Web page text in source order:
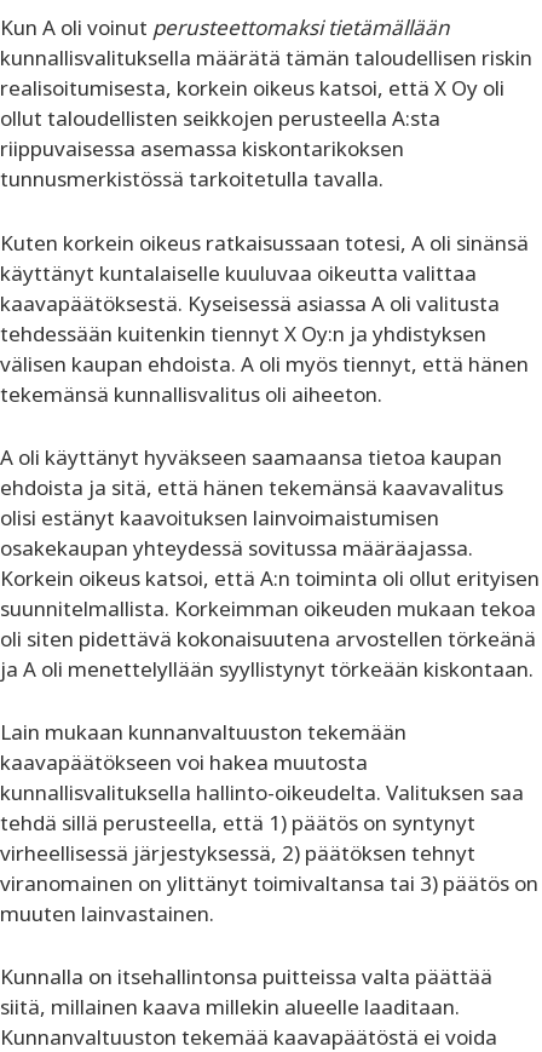
Kun A oli voinut perusteettomaksi tietämällään
kunnallisvalituksella määrätä tämän taloudellisen riskin
realisoitumisesta, korkein oikeus katsoi, että X Oy oli
ollut taloudellisten seikkojen perusteella A:sta
riippuvaisessa asemassa kiskontarikoksen
tunnusmerkistössä tarkoitetulla tavalla.
Kuten korkein oikeus ratkaisussaan totesi, A oli sinänsä
käyttänyt kuntalaiselle kuuluvaa oikeutta valittaa
kaavapäätöksestä. Kyseisessä asiassa A oli valitusta
tehdessään kuitenkin tiennyt X Oy:n ja yhdistyksen
välisen kaupan ehdoista. A oli myös tiennyt, että hänen
tekemänsä kunnallisvalitus oli aiheeton.
A oli käyttänyt hyväkseen saamaansa tietoa kaupan
ehdoista ja sitä, että hänen tekemänsä kaavavalitus
olisi estänyt kaavoituksen lainvoimaistumisen
osakekaupan yhteydessä sovitussa määräajassa.
Korkein oikeus katsoi, että A:n toiminta oli ollut erityisen
suunnitelmallista. Korkeimman oikeuden mukaan tekoa
oli siten pidettävä kokonaisuutena arvostellen törkeänä
ja A oli menettelyllään syyllistynyt törkeään kiskontaan.
Lain mukaan kunnanvaltuuston tekemään
kaavapäätökseen voi hakea muutosta
kunnallisvalituksella hallinto-oikeudelta. Valituksen saa
tehdä sillä perusteella, että 1) päätös on syntynyt
virheellisessä järjestyksessä, 2) päätöksen tehnyt
viranomainen on ylittänyt toimivaltansa tai 3) päätös on
muuten lainvastainen.
Kunnalla on itsehallintonsa puitteissa valta päättää
siitä, millainen kaava millekin alueelle laaditaan.
Kunnanvaltuuston tekemää kaavapäätöstä ei voida